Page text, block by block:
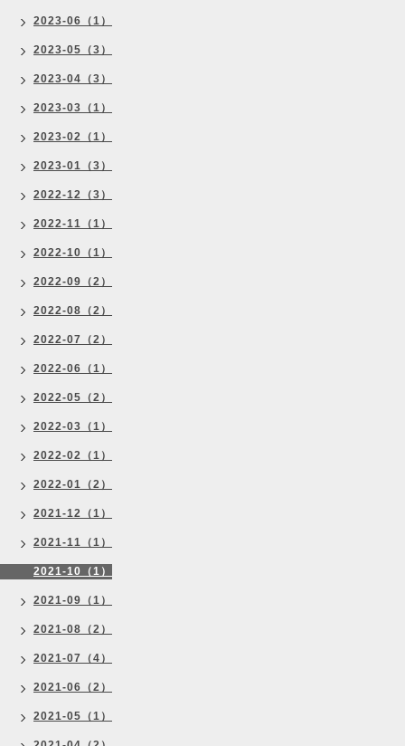
2023-06（1）
2023-05（3）
2023-04（3）
2023-03（1）
2023-02（1）
2023-01（3）
2022-12（3）
2022-11（1）
2022-10（1）
2022-09（2）
2022-08（2）
2022-07（2）
2022-06（1）
2022-05（2）
2022-03（1）
2022-02（1）
2022-01（2）
2021-12（1）
2021-11（1）
2021-10（1）
2021-09（1）
2021-08（2）
2021-07（4）
2021-06（2）
2021-05（1）